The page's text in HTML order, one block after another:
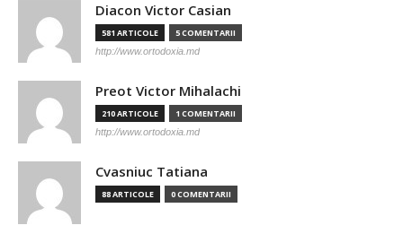
Diacon Victor Casian
581 ARTICOLE 5 COMENTARII
http://www.ortodoxia.md
Preot Victor Mihalachi
210 ARTICOLE 1 COMENTARII
http://www.ortodoxia.md
Cvasniuc Tatiana
88 ARTICOLE 0 COMENTARII